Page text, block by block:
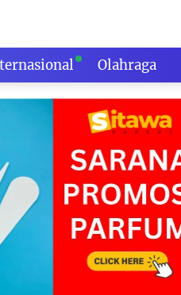
Olahraga